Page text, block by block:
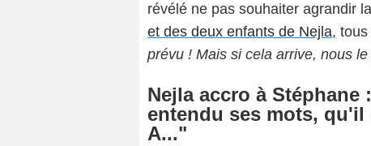
révélé ne pas souhaiter agrandir
et des deux enfants de Nejla,
prévu ! Mais si cela arrive, nous
Nejla accro à
entendu ses mots,
A..."